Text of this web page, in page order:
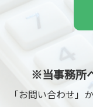
※当事務所
「お問い合わせ」